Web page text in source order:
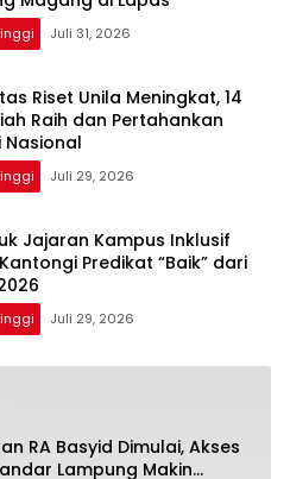
Juli 31, 2026
Riset Unila Meningkat, 14
Raih dan Pertahankan
Juli 29, 2026
Jajaran Kampus Inklusif
Predikat “Baik” dari
Juli 29, 2026
RA Basyid Dimulai, Akses
Lampung Makin